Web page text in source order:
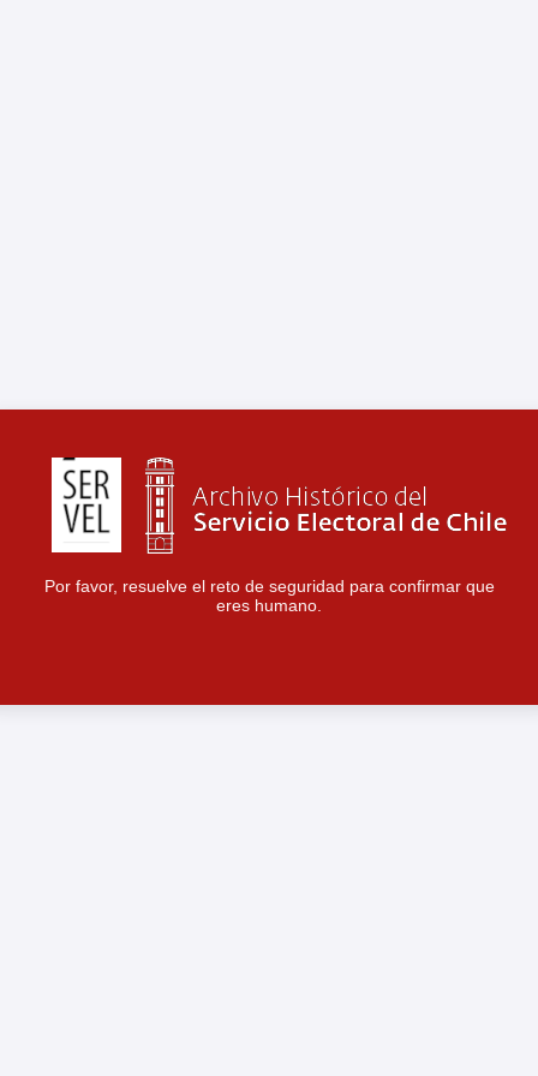
Por favor, resuelve el reto de seguridad para confirmar que
eres humano.